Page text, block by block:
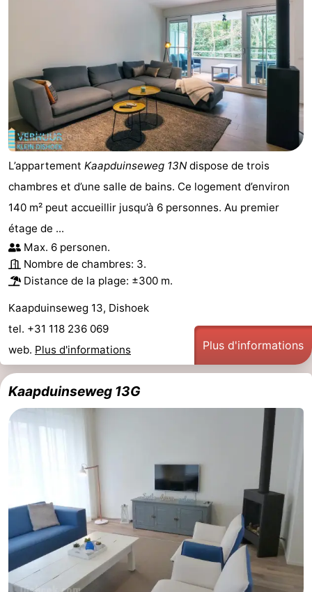
L’appartement Kaapduinseweg 13Ndispose de trois
chambres et d’une salle de bains. Ce logement d’environ
140 m² peut accueillir jusqu’à 6 personnes. Au premier
étage de ...
Max. 6 personen.
Nombre de chambres: 3.
Distance de la plage: ±300 m.
Kaapduinseweg 13, Dishoek
tel. +31 118 236 069
web. Plus d'informations Plus d'informations
Kaapduinseweg 13G